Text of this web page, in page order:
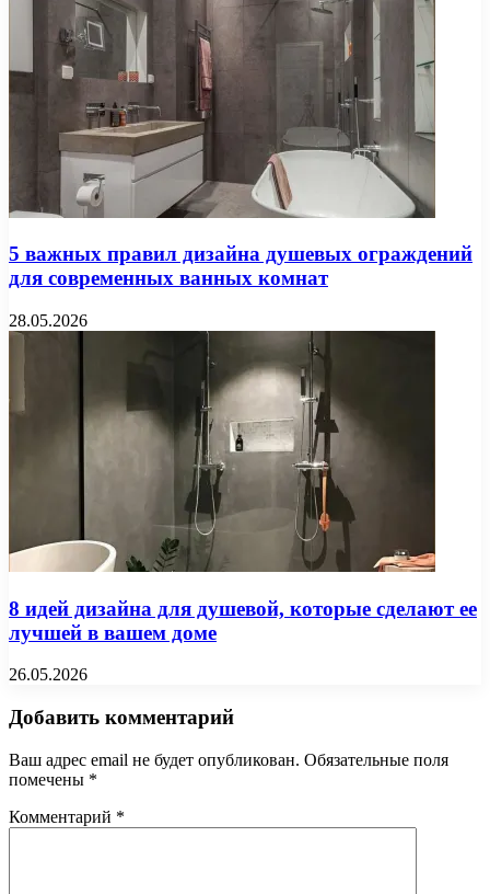
5 важных правил дизайна душевых ограждений
для современных ванных комнат
28.05.2026
8 идей дизайна для душевой, которые сделают ее
лучшей в вашем доме
26.05.2026
Добавить комментарий
Ваш адрес email не будет опубликован. Обязательные поля
помечены *
Комментарий *